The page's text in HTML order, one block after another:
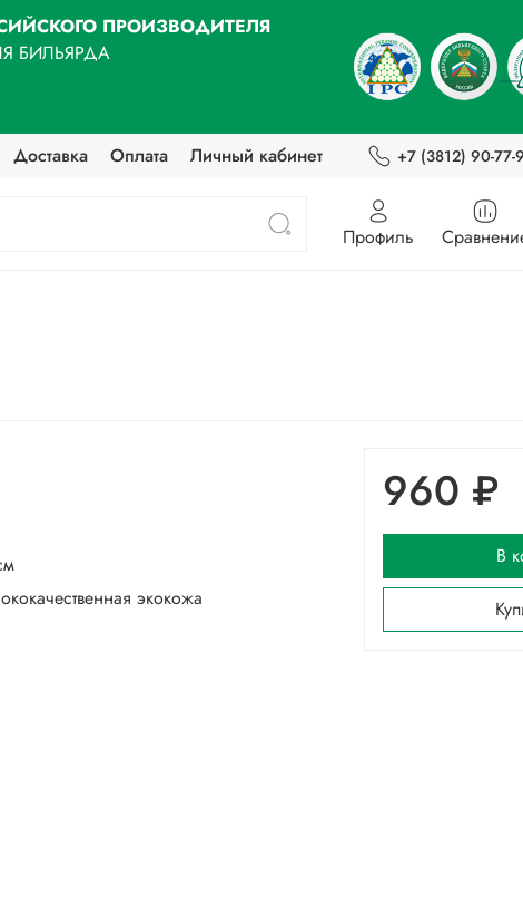
ПРОИЗВОДИТЕЛЯ
БИЛЬЯРДА
Доставка Оплата Личный кабинет +7 (3812) 90-77-
Профиль
экокожа
960 ₽
В